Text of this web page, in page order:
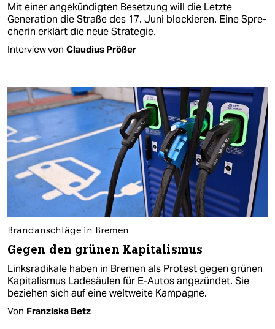
Mit einer angekündigten Besetzung will die Letzte
Generation die Straße des 17. Juni blockieren. Eine Spre­
che­rin­ erklärt die neue Strategie.
Interview von Claudius Prößer
Brandanschläge in Bremen
Gegen den grünen Kapitalismus
Linksradikale haben in Bremen als Protest gegen grünen
Kapitalismus Ladesäulen für E-Autos angezündet. Sie
beziehen sich auf eine weltweite Kampagne.
Von Franziska Betz